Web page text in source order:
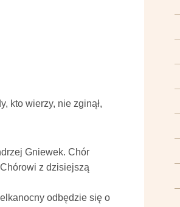
kto wierzy, nie zginął,
Gniewek. Chór
z dzisiejszą
odbędzie się o